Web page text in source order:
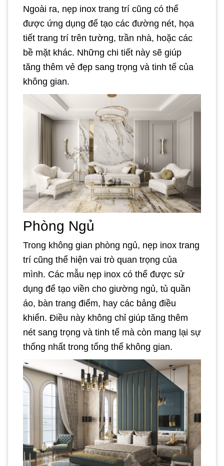
Ngoài ra, nẹp inox trang trí cũng có thể
được ứng dụng để tạo các đường nét, họa
tiết trang trí trên tường, trần nhà, hoặc các
bề mặt khác. Những chi tiết này sẽ giúp
tăng thêm vẻ đẹp sang trọng và tinh tế của
không gian.
Phòng Ngủ
Trong không gian phòng ngủ, nẹp inox trang
trí cũng thể hiện vai trò quan trọng của
mình. Các mẫu nẹp inox có thể được sử
dụng để tạo viền cho giường ngủ, tủ quần
áo, bàn trang điểm, hay các bảng điều
khiển. Điều này không chỉ giúp tăng thêm
nét sang trọng và tinh tế mà còn mang lại sự
thống nhất trong tổng thể không gian.